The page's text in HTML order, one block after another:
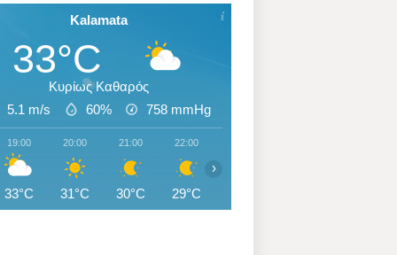
Kalamata
33°C
Κυρίως Καθαρός
5.1 m/s
60% 758 mmHg
19:00
33°C
20:00
31°C
21:00
30°C
22:00
29°C
›